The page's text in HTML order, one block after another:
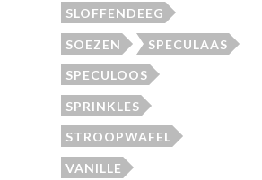
SLOFFENDEEG
SOEZEN SPECULAAS
SPECULOOS
SPRINKLES
STROOPWAFEL
VANILLE